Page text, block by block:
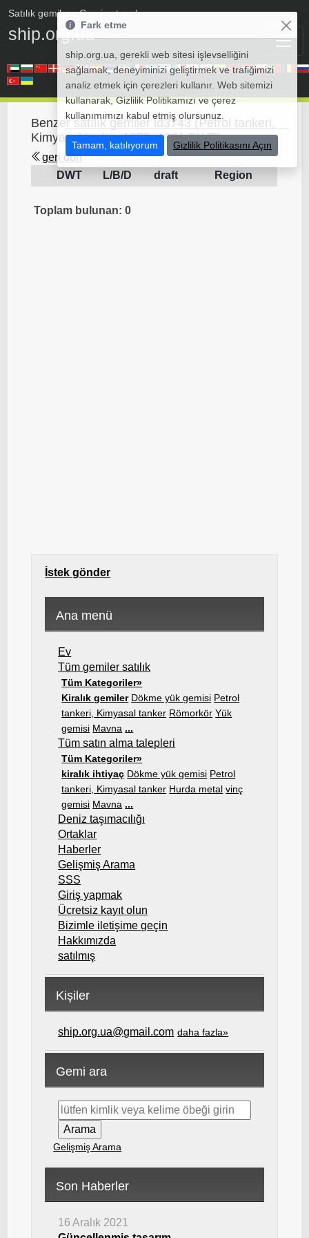
Satılık gemiler• Gemi satın al
ship.org.ua
Benzer satılık gemiler id3743 (Petrol tankeri,
Kimyasal tanker 1979, 1621 DWT)
geri dön
DWT
L/B/D draft Region
Toplam bulunan: 0
İstek gönder
Ana menü
Ev
Tüm gemiler satılık
Tüm Kategoriler»
Kiralık gemiler Dökme yük gemisi Petrol
tankeri, Kimyasal tanker Römorkör Yük
gemisi Mavna ...
Tüm satın alma talepleri
Tüm Kategoriler»
kiralık ihtiyaç Dökme yük gemisi Petrol
tankeri, Kimyasal tanker Hurda metal vinç
gemisi Mavna ...
Deniz taşımacılığı
Ortaklar
Haberler
Gelişmiş Arama
SSS
Giriş yapmak
Ücretsiz kayıt olun
Bizimle iletişime geçin
Hakkımızda
satılmış
Kişiler
ship.org.ua@gmail.com daha fazla»
Gemi ara
Gelişmiş Arama
Son Haberler
16 Aralık 2021
Fark etme
ship.org.ua, gerekli web sitesi işlevselliğini
sağlamak, deneyiminizi geliştirmek ve trafiğimizi
analiz etmek için çerezleri kullanır. Web sitemizi
kullanarak, Gizlilik Politikamızı ve çerez
kullanımımızı kabul etmiş olursunuz.
Tamam, katılıyorum Gizlilik Politikasını Açın